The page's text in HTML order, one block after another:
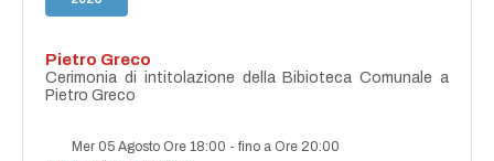
Pietro Greco
Cerimonia di intitolazione della Bibioteca Comunale a
Pietro Greco
Mer 05 Agosto Ore 18:00 -fino a Ore 20:00